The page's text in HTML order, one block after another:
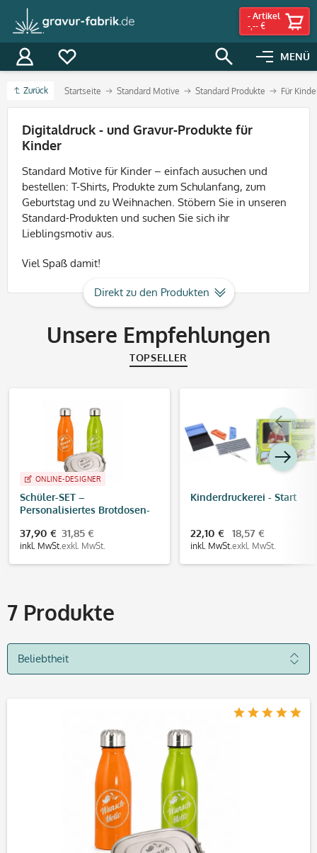
MENÜ
- Artikel
-,-- €
Zurück Startseite Standard Motive Standard Produkte Für
Filter
Digitaldruck - und Gravur-Produkte für
Kinder
Standard Motive für Kinder – einfach ausuchen und
bestellen: T-Shirts, Produkte zum Schulanfang, zum
Geburtstag und zu Weihnachen. Stöbern Sie in unseren
Standard-Produkten und suchen Sie sich ihr
Lieblingsmotiv aus.
Viel Spaß damit!
Direkt zu den Produkten
Unsere Empfehlungen
TOPSELLER
ONLINE-DESIGNER
Schüler-SET –
Personalisiertes Brotdosen-
Namen
37,90 €
inkl. MwSt.
31,85 €
exkl. MwSt.
Kinderdruckerei - Start
22,10 €
inkl. MwSt.
18,57 €
exkl. MwSt.
7 Produkte